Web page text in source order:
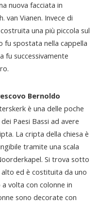
nuova facciata in
Vianen. Invece di
una più piccola sul
fu spostata nella cappella
fu successivamente
Bernoldo
è una delle poche
Paesi Bassi ad avere
La cripta della chiesa è
tramite una scala
Si trova sotto
ed è costituita da uno
a volta con colonne in
sono decorate con